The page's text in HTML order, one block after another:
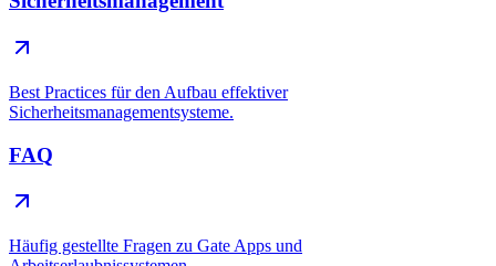
Best Practices für den Aufbau effektiver
Sicherheitsmanagementsysteme.
FAQ
Häufig gestellte Fragen zu Gate Apps und